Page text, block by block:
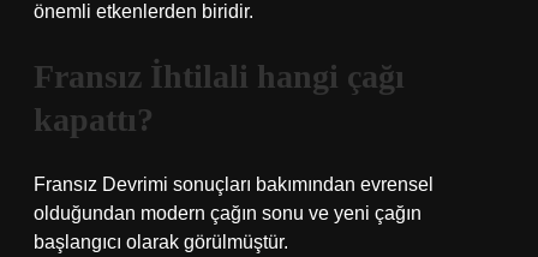
önemli etkenlerden biridir.
Fransız İhtilali hangi çağı
kapattı?
Fransız Devrimi sonuçları bakımından evrensel
olduğundan modern çağın sonu ve yeni çağın
başlangıcı olarak görülmüştür.